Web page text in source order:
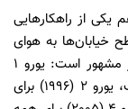
یکی از راهکارهایی
خیابان‌ها به هوای
شهر شده‌اند. استاندارد سوخت اروپا هم که دیگر مشهور است: یورو 1
(1993) برای خودروهای سواری و تراکتورهای سبک، یورو 2 (1996) برای